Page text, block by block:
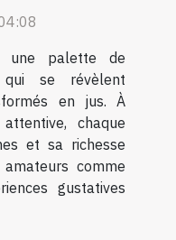
une palette de
qui se révèlent
en jus. À
chaque
et sa richesse
comme
gustatives